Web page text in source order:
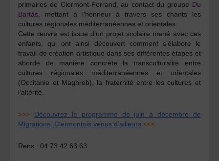
primaires de Clermont-Ferrand, au contact du groupe Du
Bartàs , mettant à l’honneur à travers ses chants les
cultures régionales méditerranéennes et orientales.
Cette œuvre est issue d’un projet scolaire mené avec ces
enfants, qui ont ainsi découvert comment s’élabore le
travail de création artistique dans ses différentes étapes et
abordé de manière concrète la transculturalité entre
cultures régionales méditerranéennes et orientales
(Occitanie et Maghreb), la fraternité entre les cultures et
l’altérité.
>>> Découvrez le programme de juin à décembre de
Migrations, Clermontois venus d’ailleurs <<<
Rens : 04 73 42 63 63